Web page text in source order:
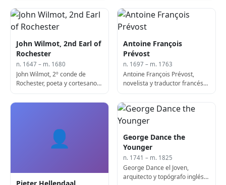
John Wilmot, 2nd Earl of
Rochester
n. 1647 – m. 1680
John Wilmot, 2º conde de
Rochester, poeta y cortesano
Antoine François
Prévost
n. 1697 – m. 1763
Antoine François Prévost,
novelista y traductor francés
👤
George Dance the
Younger
n. 1741 – m. 1825
George Dance el Joven,
arquitecto y topógrafo inglés